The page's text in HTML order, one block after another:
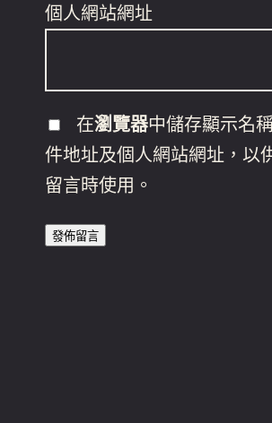
個人網站網址
在瀏覽器中儲存顯示名
件地址及個人網站網址，以
留言時使用。